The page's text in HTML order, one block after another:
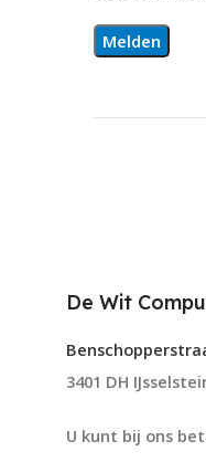
De Wit
3401 DH
U kunt bij ons